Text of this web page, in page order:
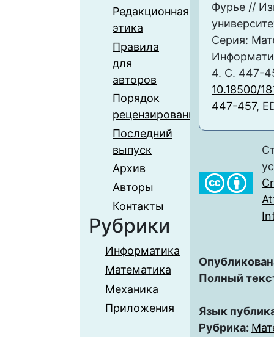
Редакционная
этика
Правила
для
авторов
Порядок
рецензирования
Последний
выпуск
Архив
Авторы
Контакты
Рубрики
Информатика
Математика
Механика
Приложения
Фурье //
Серия:
4. С. 447-
10.18500/
447-457,
Полный
Язык
Рубрика: